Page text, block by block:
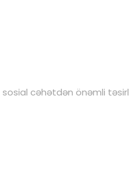
cəhətdən önəmli